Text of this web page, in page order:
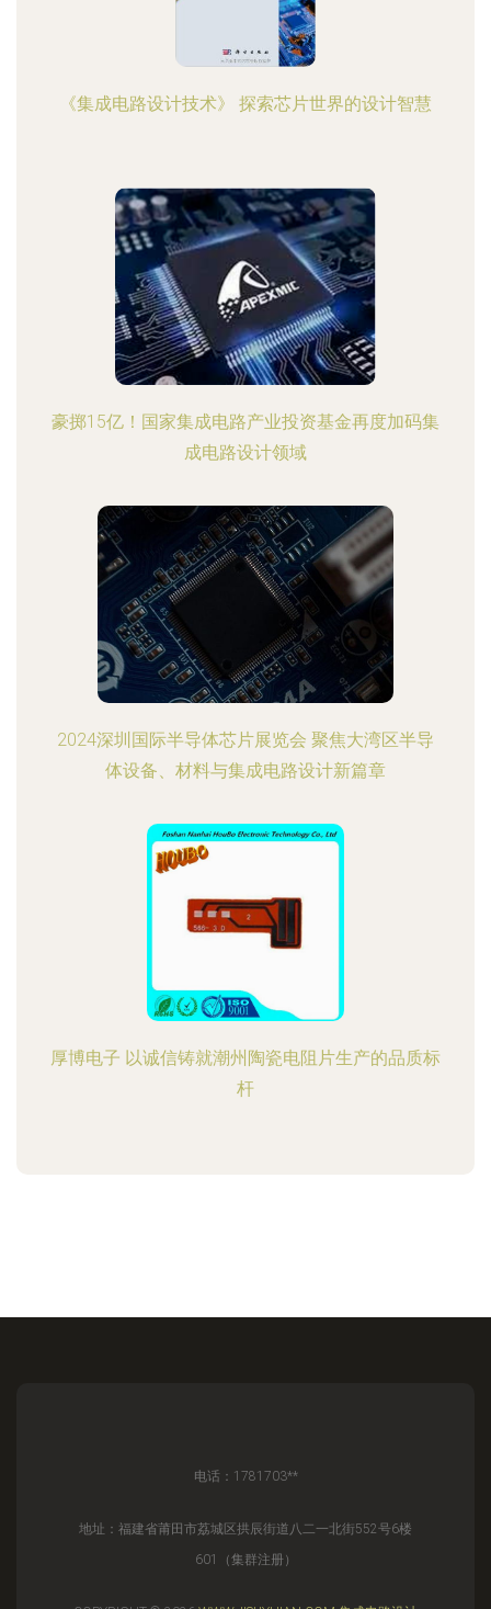
《集成电路设计技术》 探索芯片世界的设计智慧
豪掷15亿！国家集成电路产业投资基金再度加码集
成电路设计领域
2024深圳国际半导体芯片展览会 聚焦大湾区半导
体设备、材料与集成电路设计新篇章
厚博电子 以诚信铸就潮州陶瓷电阻片生产的品质标
杆
电话：1781703**
地址：福建省莆田市荔城区拱辰街道八二一北街552号6楼
601（集群注册）